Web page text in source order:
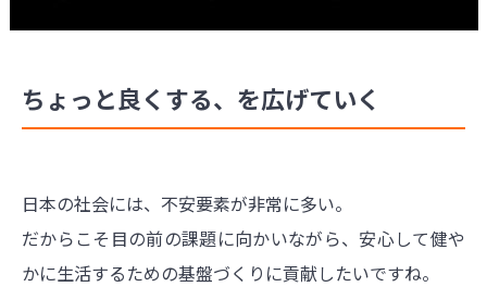
ちょっと良くする、を広げていく
日本の社会には、不安要素が非常に多い。
だからこそ目の前の課題に向かいながら、安心して健や
かに生活するための基盤づくりに貢献したいですね。